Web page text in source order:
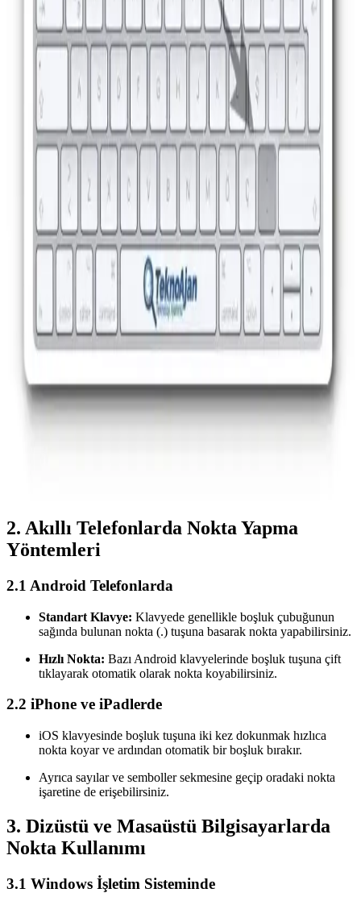
Bilgisayarda nokta işareti yapmanın farklı işletim sistemlerindeki
yöntemleri, klavye düzeni ve pratik ipuçlarıyla hızlı ve doğru nokta
kullanımı rehberi. Yazılarınızı daha anlaşılır hale getirin.
Klavyede Nokta Yazma Yöntemleri ve Dijital
İletişimde Noktanın Önemi
Dijital cihazlarda nokta işaretini doğru ve hızlı yazmak iletişimde
önemlidir. Bu rehberde farklı cihazlarda nokta yazma yöntemleri,
karşılaşılan sorunlar ve pratik çözümler anlatılmaktadır.
Laptopta Nokta İşareti Nasıl Yapılır? Klavye ve
İşletim Sistemi Rehberi
Laptopta nokta işareti yapmak, klavye düzeni ve işletim sistemi
farklılıkları nedeniyle zor olabilir. Bu rehberde, çeşitli yöntemlerle
nokta işaretini kolayca yazmanın yollarını öğrenin.
Nokta Nasıl Yapılır: Dijital Cihazlarda ve
Programlama Dillerinde Nokta Kullanımı Rehberi
Nokta, dijital iletişim ve programlamada temel bir işarettir. Bu
tasarımda noktanın kullanımı detaylı şekilde anlatılmaktadır.
Nokta İşareti Nasıl Yapılır? Bilgisayar ve Mobil
Cihazlarda Pratik Kullanım Rehberi
2. Akıllı Telefonlarda Nokta Yapma
Yöntemleri
2.1 Android Telefonlarda
Standart Klavye: Klavyede genellikle boşluk çubuğunun
sağında bulunan nokta (.) tuşuna basarak nokta yapabilirsiniz.
Hızlı Nokta: Bazı Android klavyelerinde boşluk tuşuna çift
tıklayarak otomatik olarak nokta koyabilirsiniz.
2.2 iPhone ve iPadlerde
iOS klavyesinde boşluk tuşuna iki kez dokunmak hızlıca
nokta koyar ve ardından otomatik bir boşluk bırakır.
Ayrıca sayılar ve semboller sekmesine geçip oradaki nokta
işaretine de erişebilirsiniz.
3. Dizüstü ve Masaüstü Bilgisayarlarda
Nokta Kullanımı
3.1 Windows İşletim Sisteminde